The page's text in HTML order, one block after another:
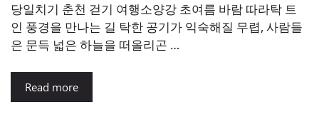
당일치기 춘천 걷기 여행소양강 초여름 바람 따라탁 트
인 풍경을 만나는 길 탁한 공기가 익숙해질 무렵, 사람들
은 문득 넓은 하늘을 떠올리곤 …
Read more